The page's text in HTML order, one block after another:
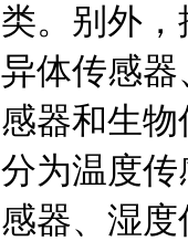
类。别外
异体传感
感器和生
分为温度
感器、湿